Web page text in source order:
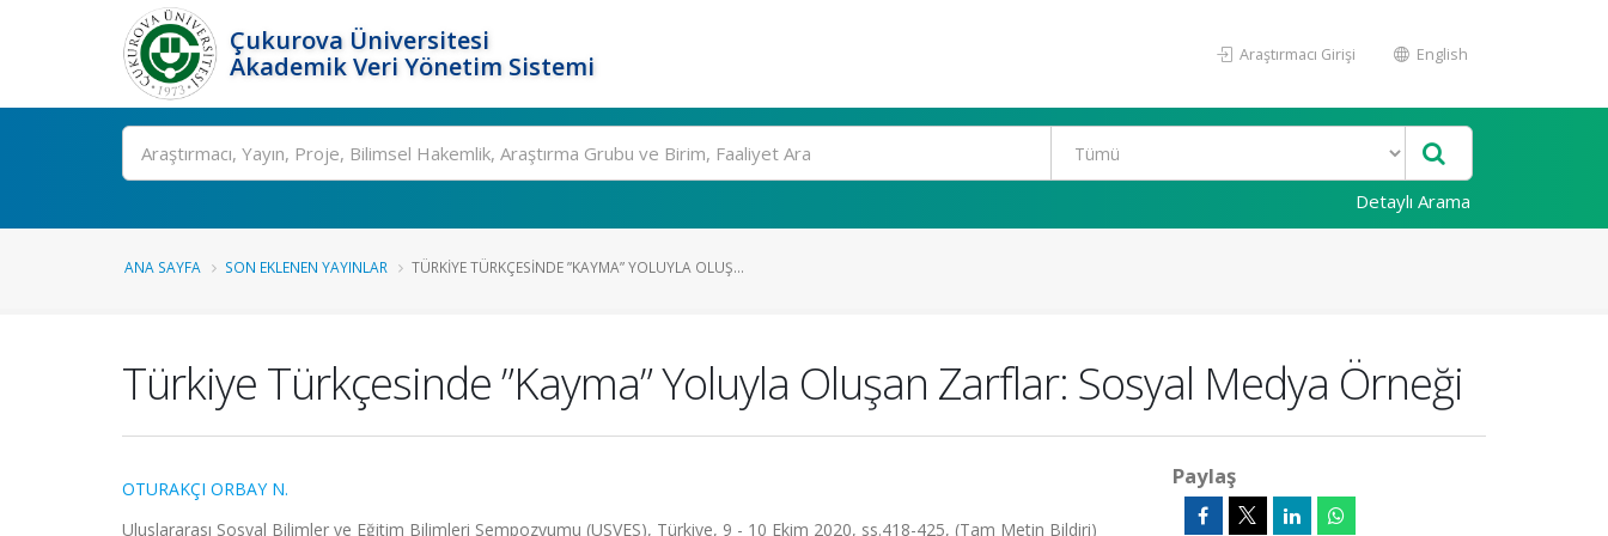
Çukurova Üniversitesi
Akademik Veri Yönetim Sistemi
Araştırmacı Girişi English
Ara
Detaylı Arama
ANA SAYFA SON EKLENEN YAYINLAR TÜRKIYE TÜRKÇESINDE ”KAYMA” YOLUYLA OLUŞ...
Türkiye Türkçesinde ”Kayma” Yoluyla Oluşan Zarflar: Sosyal Medya Örneği
OTURAKÇI ORBAY N.
Uluslararası Sosyal Bilimler ve Eğitim Bilimleri Sempozyumu (USVES), Türkiye, 9 - 10 Ekim 2020, ss.418-425, (Tam Metin Bildiri)
Paylaş